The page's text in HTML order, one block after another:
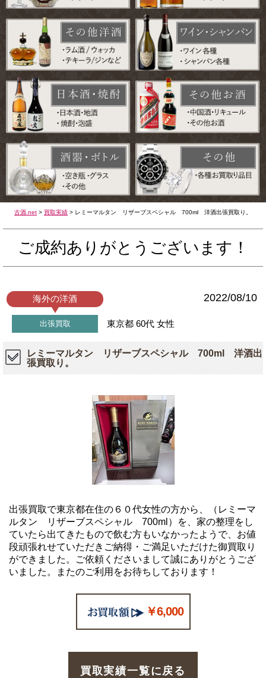
古酒.net > 買取実績 > レミーマルタン リザーブスペシャル 700ml 洋酒出張買取り。
ご成約ありがとうございます！
海外の洋酒 2022/08/10
出張買取 東京都 60代 女性
レミーマルタン リザーブスペシャル 700ml 洋酒出
張買取り。
出張買取で東京都在住の６０代女性の方から、（レミーマ
ルタン リザーブスペシャル 700ml）を、家の整理をし
ていたら出てきたもので飲む方もいなかったようで、お値
段頑張れせていただきご納得・ご満足いただけた御買取り
ができました。ご依頼くださいまして誠にありがとうござ
いました。またのご利用をお待ちしております！
￥6,000
買取実績一覧に戻る